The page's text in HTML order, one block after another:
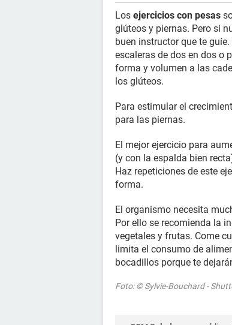
Los ejercicios con pesas
glúteos y piernas. Pero si
buen instructor que te
escaleras de dos en dos o
forma y volumen a las
los glúteos.
Para estimular el
para las piernas.
El mejor ejercicio para
(y con la espalda bien
Haz repeticiones de este
forma.
El organismo necesita
Por ello se recomienda la
vegetales y frutas. Come
limita el consumo de
bocadillos porque te
Foto: © Sylvie-Bouchard -